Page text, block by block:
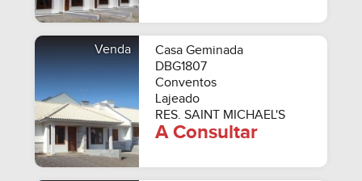
Venda
Casa Geminada
DBG1807
Conventos
Lajeado
RES. SAINT MICHAEL'S
A Consultar